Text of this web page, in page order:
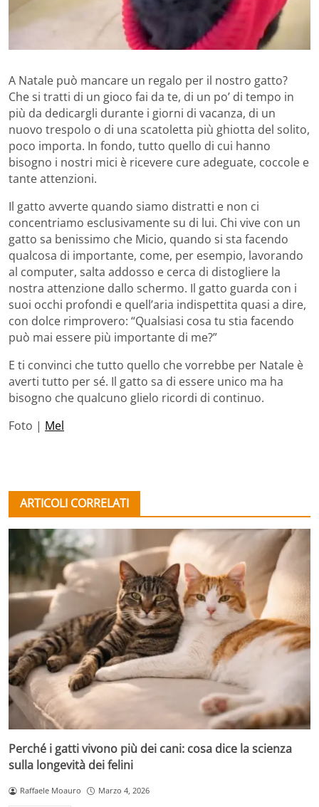
A Natale può mancare un regalo per il nostro gatto?
Che si tratti di un gioco fai da te, di un po’ di tempo in
più da dedicargli durante i giorni di vacanza, di un
nuovo trespolo o di una scatoletta più ghiotta del solito,
poco importa. In fondo, tutto quello di cui hanno
bisogno i nostri mici è ricevere cure adeguate, coccole e
tante attenzioni.
Il gatto avverte quando siamo distratti e non ci
concentriamo esclusivamente su di lui. Chi vive con un
gatto sa benissimo che Micio, quando si sta facendo
qualcosa di importante, come, per esempio, lavorando
al computer, salta addosso e cerca di distogliere la
nostra attenzione dallo schermo. Il gatto guarda con i
suoi occhi profondi e quell’aria indispettita quasi a dire,
con dolce rimprovero: “Qualsiasi cosa tu stia facendo
può mai essere più importante di me?”
E ti convinci che tutto quello che vorrebbe per Natale è
averti tutto per sé. Il gatto sa di essere unico ma ha
bisogno che qualcuno glielo ricordi di continuo.
Foto | Mel
ARTICOLI CORRELATI
Perché i gatti vivono più dei cani: cosa dice la scienza
sulla longevità dei felini
Raffaele Moauro Marzo 4, 2026